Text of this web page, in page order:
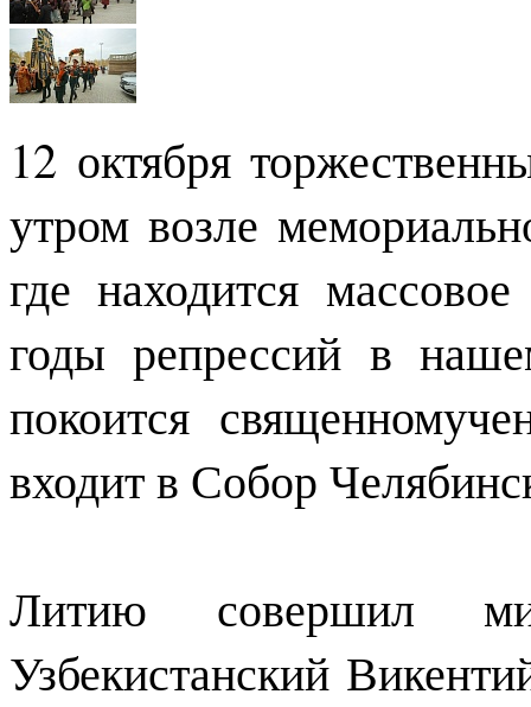
12 октября
утром возле
где находится
годы репрессий в
покоится
входит в Собор
Литию совершил
Узбекистанский